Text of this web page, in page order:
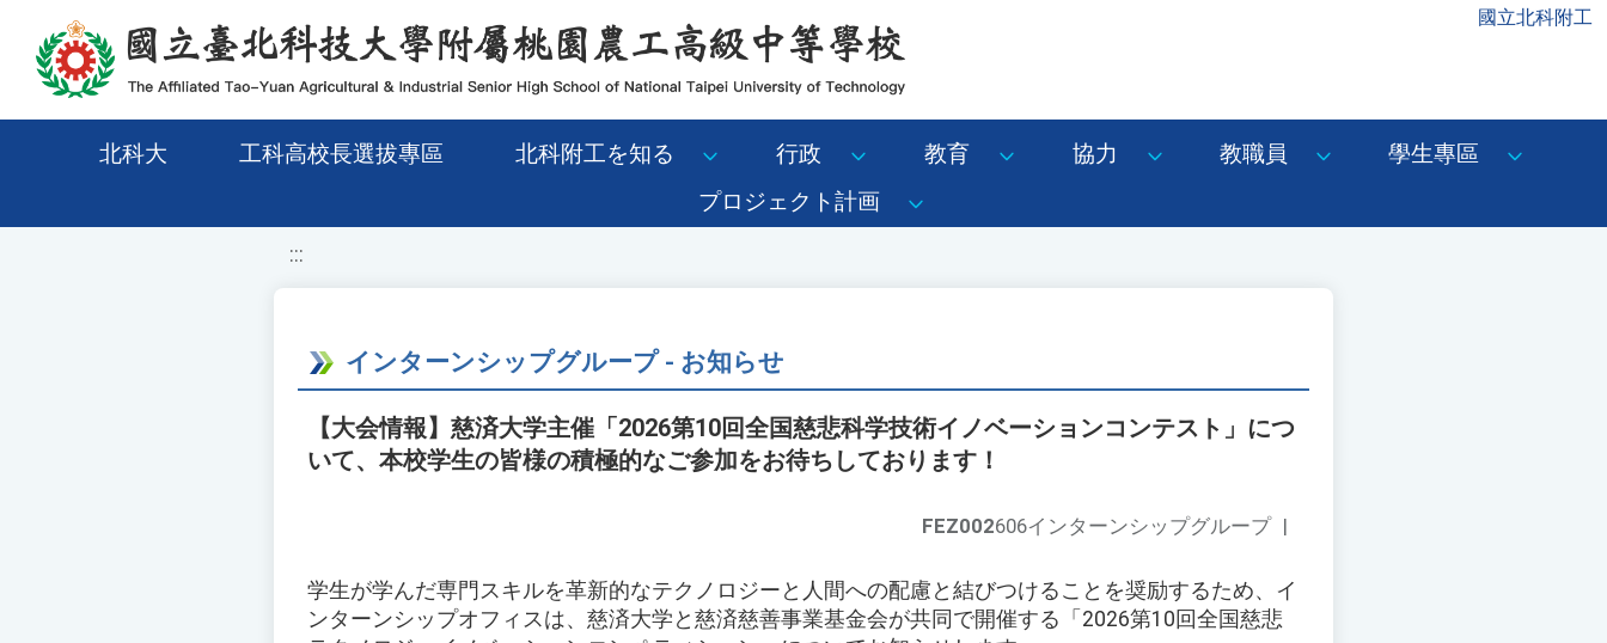
移至網頁之主要內容區位置 國立北科附工
北科大 工科高校長選拔專區 北科附工を知る 行政 教育 協力 教職員
學生專區
プロジェクト計画
:::
インターンシップグループ - お知らせ
【大会情報】慈済大学主催「2026第10回全国慈悲科学技術イノベーションコンテスト」につ
いて、本校学生の皆様の積極的なご参加をお待ちしております！
FEZ002606インターンシップグループ |
学生が学んだ専門スキルを革新的なテクノロジーと人間への配慮と結びつけることを奨励するため、イ
ンターンシップオフィスは、慈済大学と慈済慈善事業基金会が共同で開催する「2026第10回全国慈悲